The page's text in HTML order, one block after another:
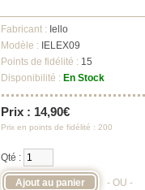
Fabricant : Iello
Modèle : IELEX09
Points de fidélité : 15
Disponibilité : En Stock
Prix : 14,90€
Prix en points de fidélité : 200
Qté :
- OU -